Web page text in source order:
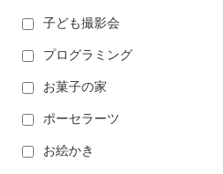
子ども撮影会
プログラミング
お菓子の家
ポーセラーツ
お絵かき